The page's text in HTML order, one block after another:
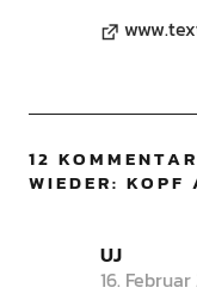
12
WIEDER: KOPF
UJ
16.